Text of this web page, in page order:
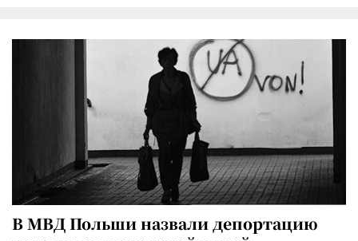
В МВД Польши назвали депортацию